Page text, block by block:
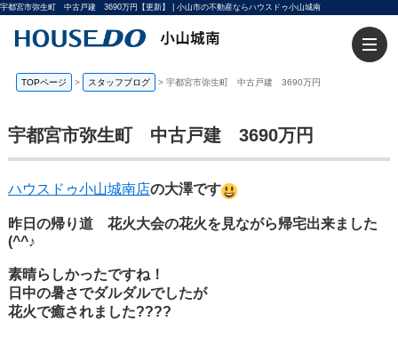
宇都宮市弥生町 中古戸建 3690万円【更新】 | 小山市の不動産ならハウスドゥ小山城南
TOPページ > スタッフブログ > 宇都宮市弥生町 中古戸建 3690万円
宇都宮市弥生町 中古戸建 3690万円
ハウスドゥ小山城南店の大澤です
昨日の帰り道 花火大会の花火を見ながら帰宅出来ました
(^^♪
素晴らしかったですね！
日中の暑さでダルダルでしたが
花火で癒されました????